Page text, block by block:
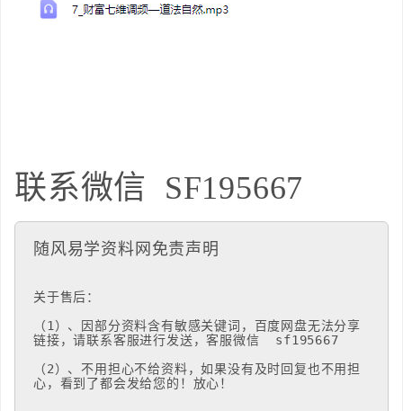
联系微信 SF195667
随风易学资料网免责声明
关于售后：
（1）、因部分资料含有敏感关键词，百度网盘无法分享
链接，请联系客服进行发送，客服微信  sf195667
（2）、不用担心不给资料，如果没有及时回复也不用担
心，看到了都会发给您的！放心！